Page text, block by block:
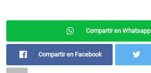
Compartir en Whatsapp
Compartir en Facebook